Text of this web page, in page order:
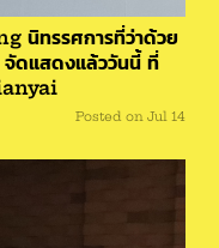
ทรรศการที่ว่าด้วย
จัดแสดงแล้ววันนี้ ที่
Posted on Jul 14